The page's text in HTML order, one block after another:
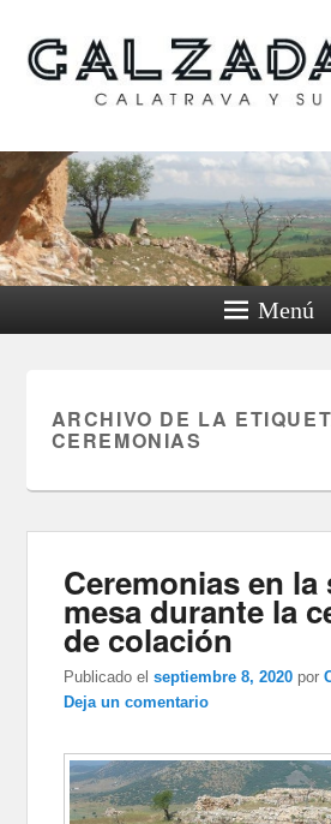
Calzada de
su
Menú
ARCHIVO DE LA
CEREMONIAS
Ceremonias en la
mesa durante la
de colación
Publicado el septiembre 8, 2020 por
Deja un comentario